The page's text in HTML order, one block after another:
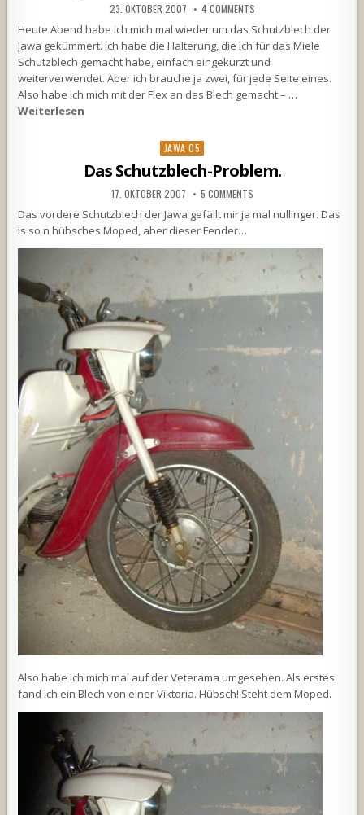
23. OKTOBER 2007 4 COMMENTS
Heute Abend habe ich mich mal wieder um das Schutzblech der
Jawa gekümmert. Ich habe die Halterung, die ich für das Miele
Schutzblech gemacht habe, einfach eingekürzt und
weiterverwendet. Aber ich brauche ja zwei, für jede Seite eines.
Also habe ich mich mit der Flex an das Blech gemacht – …
Weiterlesen
Posted
in
JAWA 05
Das Schutzblech-Problem.
17. OKTOBER 2007 5 COMMENTS
Das vordere Schutzblech der Jawa gefällt mir ja mal nullinger. Das
is so n hübsches Moped, aber dieser Fender…
Also habe ich mich mal auf der Veterama umgesehen. Als erstes
fand ich ein Blech von einer Viktoria. Hübsch! Steht dem Moped.